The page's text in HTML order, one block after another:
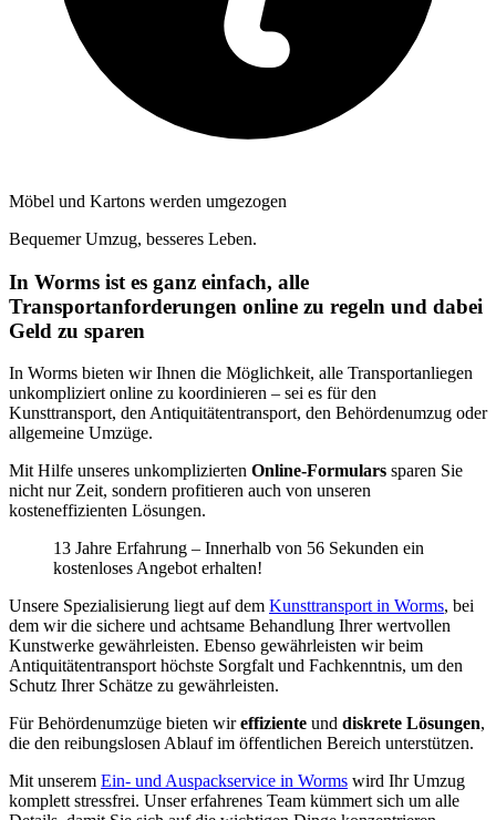
Möbel und Kartons werden umgezogen
Bequemer Umzug, besseres Leben.
In Worms ist es ganz einfach, alle
Transportanforderungen online zu regeln und dabei
Geld zu sparen
In Worms bieten wir Ihnen die Möglichkeit, alle Transportanliegen
unkompliziert online zu koordinieren – sei es für den
Kunsttransport, den Antiquitätentransport, den Behördenumzug oder
allgemeine Umzüge.
Mit Hilfe unseres unkomplizierten Online-Formulars sparen Sie
nicht nur Zeit, sondern profitieren auch von unseren
kosteneffizienten Lösungen.
13 Jahre Erfahrung – Innerhalb von 56 Sekunden ein
kostenloses Angebot erhalten!
Unsere Spezialisierung liegt auf dem Kunsttransport in Worms, bei
dem wir die sichere und achtsame Behandlung Ihrer wertvollen
Kunstwerke gewährleisten. Ebenso gewährleisten wir beim
Antiquitätentransport höchste Sorgfalt und Fachkenntnis, um den
Schutz Ihrer Schätze zu gewährleisten.
Für Behördenumzüge bieten wireffiziente und diskrete Lösungen,
die den reibungslosen Ablauf im öffentlichen Bereich unterstützen.
Mit unserem Ein- und Auspackservice in Worms wird Ihr Umzug
komplett stressfrei. Unser erfahrenes Team kümmert sich um alle